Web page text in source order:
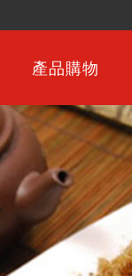
產品購物